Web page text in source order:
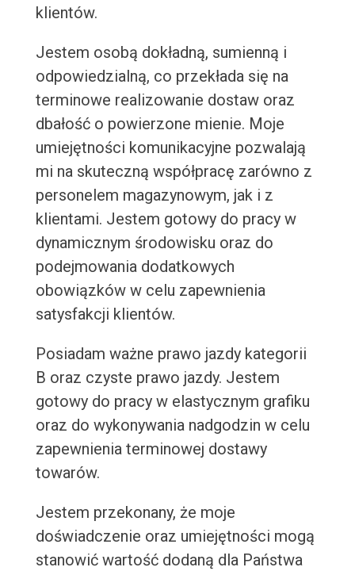
klientów.
Jestem osobą dokładną, sumienną i
odpowiedzialną, co przekłada się na
terminowe realizowanie dostaw oraz
dbałość o powierzone mienie. Moje
umiejętności komunikacyjne pozwalają
mi na skuteczną współpracę zarówno z
personelem magazynowym, jak i z
klientami. Jestem gotowy do pracy w
dynamicznym środowisku oraz do
podejmowania dodatkowych
obowiązków w celu zapewnienia
satysfakcji klientów.
Posiadam ważne prawo jazdy kategorii
B oraz czyste prawo jazdy. Jestem
gotowy do pracy w elastycznym grafiku
oraz do wykonywania nadgodzin w celu
zapewnienia terminowej dostawy
towarów.
Jestem przekonany, że moje
doświadczenie oraz umiejętności mogą
stanowić wartość dodaną dla Państwa